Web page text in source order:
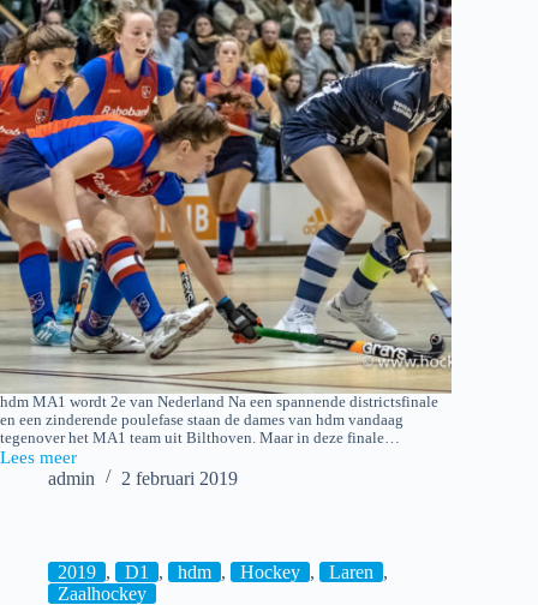
hdm MA1 wordt 2e van Nederland Na een spannende districtsfinale
en een zinderende poulefase staan de dames van hdm vandaag
tegenover het MA1 team uit Bilthoven. Maar in deze finale…
Lees meer
2019-
admin 2 februari 2019
2019 , D1 , hdm , Hockey , Laren ,
Zaalhockey